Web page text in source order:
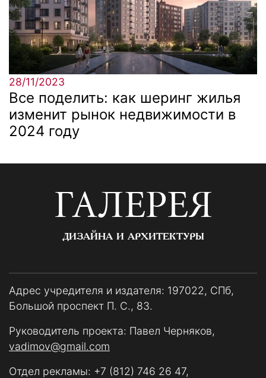
28/11/2023
Все поделить: как шеринг жилья
изменит рынок недвижимости в
2024 году
ГАЛЕРЕЯ
ДИЗАЙНА И АРХИТЕКТУРЫ
Адрес учредителя и издателя: 197022, СПб,
Большой проспект П. С., 83.
Руководитель проекта: Павел Черняков,
vadimov@gmail.com
Отдел рекламы: +7 (812) 746 26 47,